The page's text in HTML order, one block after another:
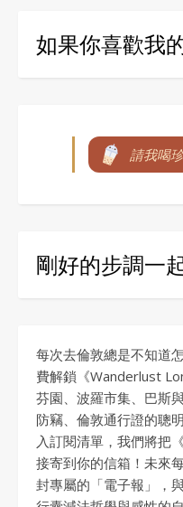
如果你喜歡我
請我喝
剛好的步調一
每次去倫敦總是不知道
費解鎖《Wanderlust
芬園、波羅市集、巴斯
防竊、倫敦通行證的聰
入訂閱清單，我們將把
接寄到你的信箱！未來
封專屬的「電子報」，